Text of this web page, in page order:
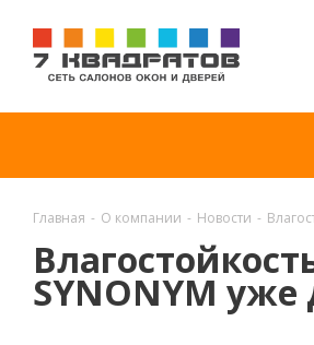
Главная - О компании - Новости -
SYNONYM уже